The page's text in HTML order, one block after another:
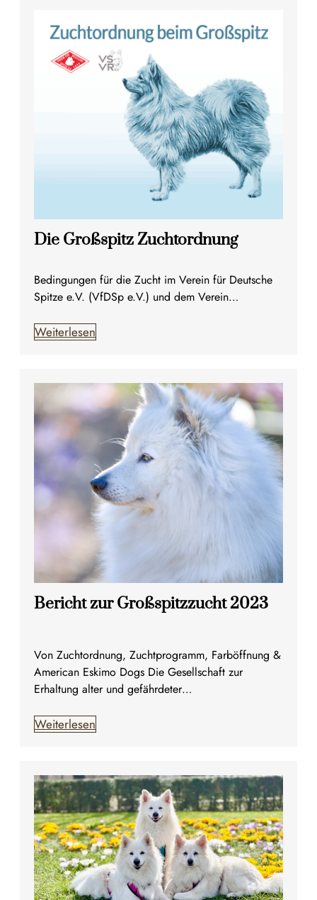
Die Großspitz Zuchtordnung
Bedingungen für die Zucht im Verein für Deutsche
Spitze e.V. (VfDSp e.V.) und dem Verein…
Weiterlesen
Bericht zur Großspitzzucht 2023
Von Zuchtordnung, Zuchtprogramm, Farböffnung &
American Eskimo Dogs Die Gesellschaft zur
Erhaltung alter und gefährdeter…
Weiterlesen